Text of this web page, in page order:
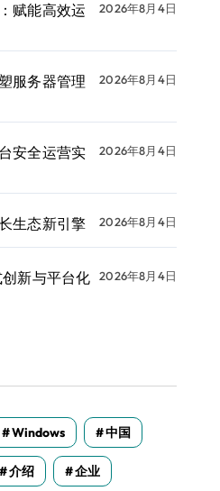
赋能高效运
2026年8月4日
服务器管理
2026年8月4日
安全运营实
2026年8月4日
生态新引擎 2026年8月4日
新与平台化
2026年8月4日
Windows 中国
介绍 企业